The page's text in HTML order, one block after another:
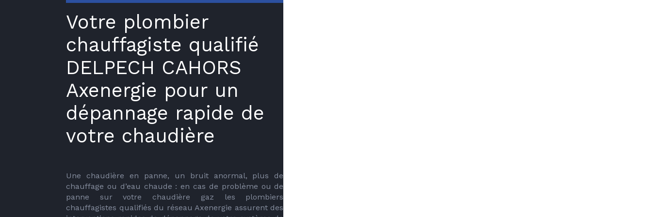
Votre plombier
chauffagiste qualifié
DELPECH CAHORS
Axenergie pour un
dépannage rapide de
votre chaudière
Une chaudière en panne, un bruit anormal, plus de
chauffage ou d’eau chaude : en cas de problème ou de
panne sur votre chaudière gaz les plombiers
chauffagistes qualifiés du réseau Axenergie assurent des